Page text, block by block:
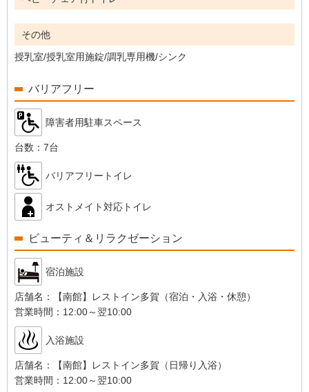
その他
授乳室/授乳室用施錠/調乳専用機/シンク
バリアフリー
障害者用駐車スペース
台数： 7台
バリアフリートイレ
オストメイト対応トイレ
ビューティ＆リラクゼーション
宿泊施設
店舗名：
【南館】レストイン多賀（宿泊・入浴・休憩）
営業時間： 12:00～翌10:00
入浴施設
店舗名：
【南館】レストイン多賀（日帰り入浴）
営業時間： 12:00～翌10:00